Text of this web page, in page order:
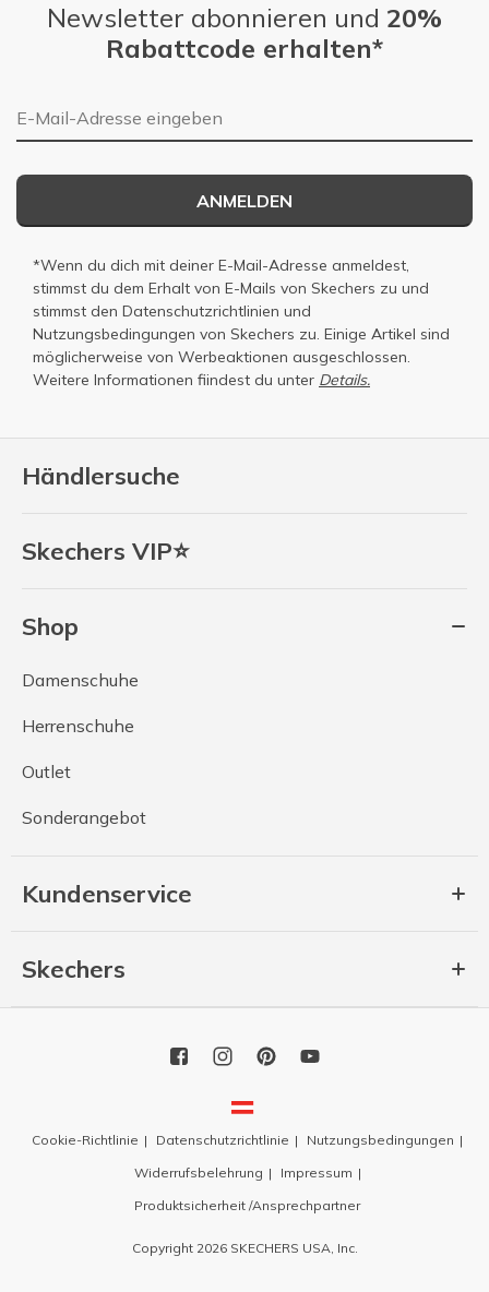
Händlersuche
Skechers VIP⭐
Shop
Damenschuhe
Herrenschuhe
Outlet
Sonderangebot
Kundenservice
Skechers
Newsletter abonnieren und 20%
Rabattcode erhalten*
E-Mail-Adresse
ANMELDEN
*Wenn du dich mit deiner E-Mail-Adresse anmeldest,
stimmst du dem Erhalt von E-Mails von Skechers zu und
stimmst den Datenschutzrichtlinien und
Nutzungsbedingungen von Skechers zu. Einige Artikel sind
möglicherweise von Werbeaktionen ausgeschlossen.
Weitere Informationen fiindest du unter Details.
Cookie-Richtlinie Datenschutzrichtlinie
Nutzungsbedingungen
Widerrufsbelehrung
Impressum
Produktsicherheit /Ansprechpartner
Copyright 2026 SKECHERS USA, Inc.